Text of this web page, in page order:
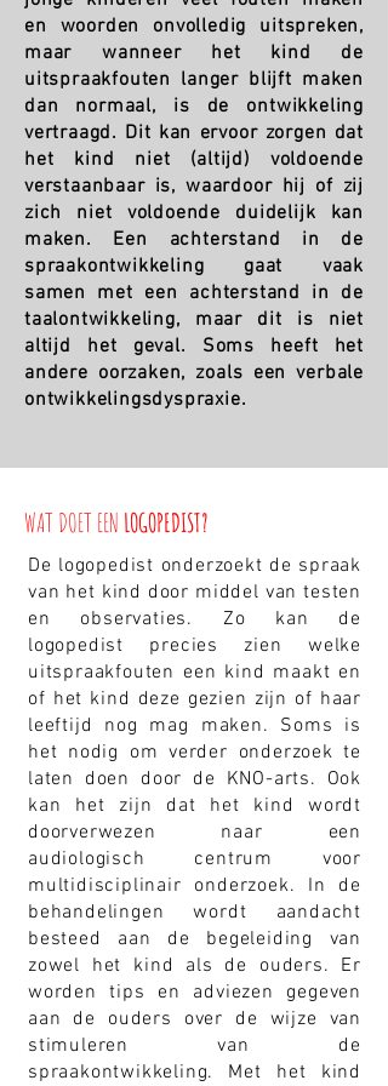
en woorden onvolledig uitspreken,
maar wanneer het kind de
uitspraakfouten langer blijft maken
dan normaal, is de ontwikkeling
vertraagd. Dit kan ervoor zorgen dat
het kind niet (altijd) voldoende
verstaanbaar is, waardoor hij of zij
zich niet voldoende duidelijk kan
maken. Een achterstand in de
spraakontwikkeling gaat vaak
samen met een achterstand in de
taalontwikkeling, maar dit is niet
altijd het geval. Soms heeft het
andere oorzaken, zoals een verbale
ontwikkelingsdyspraxie.
WAT DOET EEN LOGOPEDIST?
De logopedist onderzoekt de spraak
van het kind door middel van testen
en observaties. Zo kan de
logopedist precies zien welke
uitspraakfouten een kind maakt en
of het kind deze gezien zijn of haar
leeftijd nog mag maken. Soms is
het nodig om verder onderzoek te
laten doen door de KNO-arts. Ook
kan het zijn dat het kind wordt
doorverwezen naar een
audiologisch centrum voor
multidisciplinair onderzoek. In de
behandelingen wordt aandacht
besteed aan de begeleiding van
zowel het kind als de ouders. Er
worden tips en adviezen gegeven
aan de ouders over de wijze van
stimuleren van de
spraakontwikkeling. Met het kind